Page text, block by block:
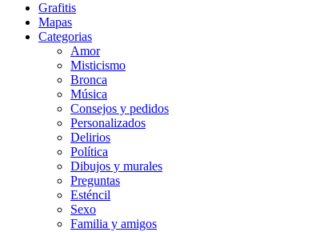
Grafitis
Mapas
Categorias
Amor
Misticismo
Bronca
Música
Consejos y pedidos
Personalizados
Delirios
Política
Dibujos y murales
Preguntas
Esténcil
Sexo
Familia y amigos